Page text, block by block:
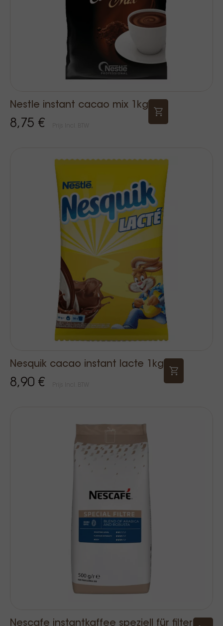
Nestle instant cacao mix 1kg
8,75 €
Nesquik cacao instant lacte 1kg
8,90 €
Nescafe instantkaffee speziell für filter